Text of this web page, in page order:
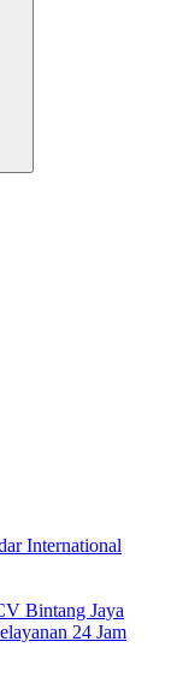
International
Bintang Jaya
24 Jam